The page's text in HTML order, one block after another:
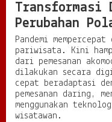
Transformasi
Perubahan
Pandemi
pariwisata. Kini
dari pemesanan
dilakukan secara
cepat beradaptasi
pemesanan daring,
menggunakan
wisatawan.